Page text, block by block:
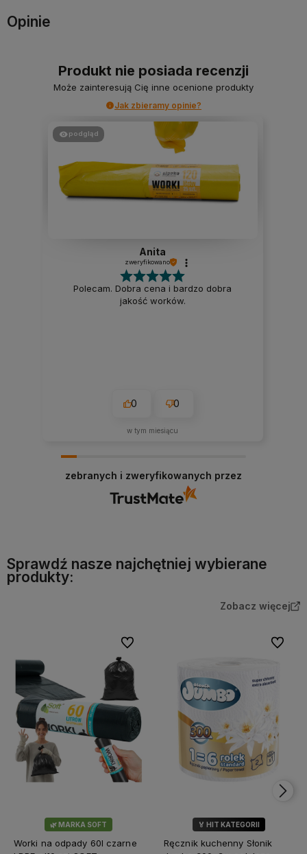
Opinie
Produkt nie posiada recenzji
Może zainteresują Cię inne ocenione produkty
Jak zbieramy opinie?
podgląd
Anita
zweryfikowano
Polecam. Dobra cena i bardzo dobra
jakość worków.
0 0
w tym miesiącu
zebranych i zweryfikowanych przez
Sprawdź nasze najchętniej wybierane
produkty:
Zobacz więcej
🌿 MARKA SOFT
Worki na odpady 60l czarne
Do ulubionych
🏅 HIT KATEGORII
💎 WYBÓR KLIENTÓW
Ręcznik kuchenny Słonik
Do